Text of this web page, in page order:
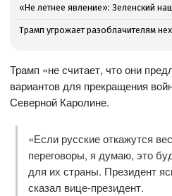
«Не летнее явление»: Зеленский
Трамп угрожает разоблачителям
Трамп «не считает, что они
вариантов для прекращения
Северной Каролине.
«Если русские откажутся
переговоры, я думаю, это
для их страны. Президент
сказал вице-президент.